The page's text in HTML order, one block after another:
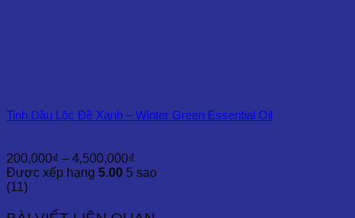
Tinh Dầu Lộc Đề Xanh – Winter Green Essential Oil
200,000₫ – 4,500,000₫
giá:
đến
Được xếp hạng 5.00 5 sao
(11)